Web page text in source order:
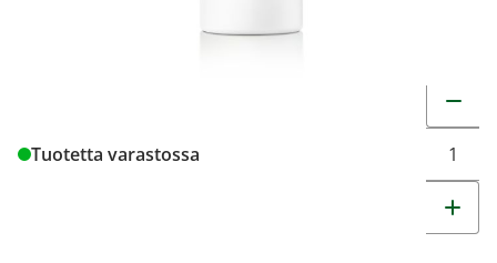
Tuotetta varastossa
Muuta